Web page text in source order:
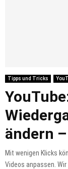
Tipps und Tricks
ändern –
Mit wenigen Klicks
Videos anpassen.